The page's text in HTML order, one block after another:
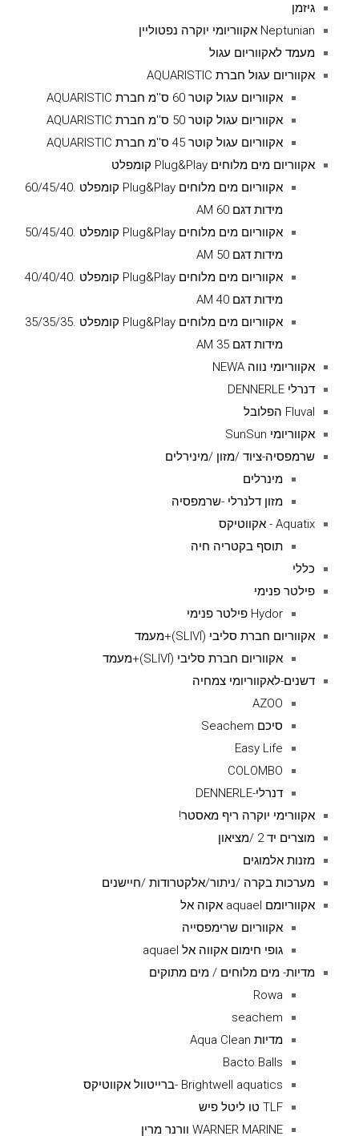
גיזמן
Neptunian אקווריומי יוקרה נפטוליין
מעמד לאקווריום עגול
אקווריום עגול חברת AQUARISTIC
אקווריום עגול קוטר 60 ס''מ חברת AQUARISTIC
אקווריום עגול קוטר 50 ס''מ חברת AQUARISTIC
אקווריום עגול קוטר 45 ס''מ חברת AQUARISTIC
אקווריום מים מלוחים Plug&Play קומפלט
אקווריום מים מלוחים Plug&Play קומפלט .60/45/40
מידות דגם AM 60
אקווריום מים מלוחים Plug&Play קומפלט .50/45/40
מידות דגם AM 50
אקווריום מים מלוחים Plug&Play קומפלט .40/40/40
מידות דגם AM 40
אקווריום מים מלוחים Plug&Play קומפלט .35/35/35
מידות דגם AM 35
אקווריומי נווה NEWA
דנרלי DENNERLE
Fluval הפלובל
אקווריומי SunSun
שרמפסיה-ציוד /מזון /מינירלים
מינרלים
מזון דלנרלי -שרמפסיה
Aquatix - אקווטיקס
תוסף בקטריה חיה
כללי
פילטר פנימי
Hydor פילטר פנימי
אקווריום חברת סליבי (SLIVIׂׂ)+מעמד
אקווריום חברת סליבי (SLIVIׂׂ)+מעמד
דשנים-לאקווריומי צמחיה
AZOO
סיכם Seachem
Easy Life
COLOMBO
דנרלי-DENNERLE
אקוורימי יוקרה ריף מאסטר!
מוצרים יד 2 /מציאון
מזנות אלמוגים
מערכות בקרה /ניתור/אלקטרודות /חיישנים
אקווריומם aquael אקוה אל
אקווריום שרימפסייה
גופי חימום אקווה אל aquael
מדיות- מים מלוחים / מים מתוקים
Rowa
seachem
מדיות Aqua Clean
Bacto Balls
Brightwell aquatics -ברייטוול אקווטיקס
TLF טו ליטל פיש
WARNER MARINE וורנר מרין